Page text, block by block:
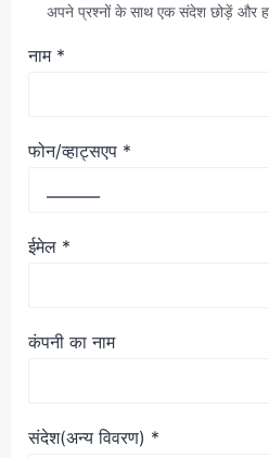
अपने प्रश्नों के साथ एक संदेश छोड़ें और
नाम *
फोन/व्हाट्सएप *
ईमेल *
कंपनी का नाम
संदेश(अन्य विवरण) *